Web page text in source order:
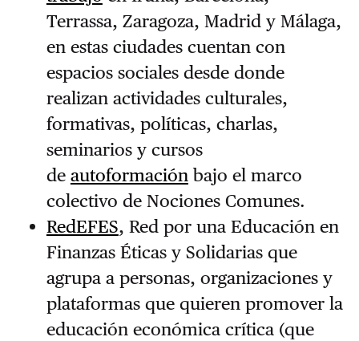
Terrassa, Zaragoza, Madrid y Málaga,
en estas ciudades cuentan con
espacios sociales desde donde
realizan actividades culturales,
formativas, políticas, charlas,
seminarios y cursos
de autoformaciónbajo el marco
colectivo de Nociones Comunes.
RedEFES, Red por una Educación en
Finanzas Éticas y Solidarias que
agrupa a personas, organizaciones y
plataformas que quieren promover la
educación económica crítica (que